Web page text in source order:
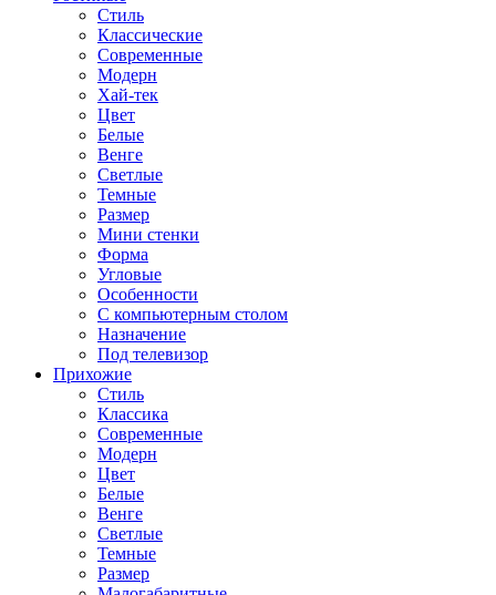
Стиль
Классические
Современные
Модерн
Хай-тек
Цвет
Белые
Венге
Светлые
Темные
Размер
Мини стенки
Форма
Угловые
Особенности
С компьютерным столом
Назначение
Под телевизор
Прихожие
Стиль
Классика
Современные
Модерн
Цвет
Белые
Венге
Светлые
Темные
Размер